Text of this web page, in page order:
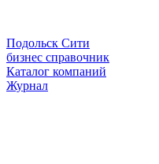
Подольск Сити
бизнес справочник
Каталог компаний
Журнал